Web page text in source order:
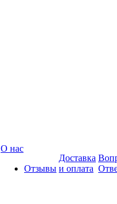
О нас
Отзывы
Доставка
и оплата